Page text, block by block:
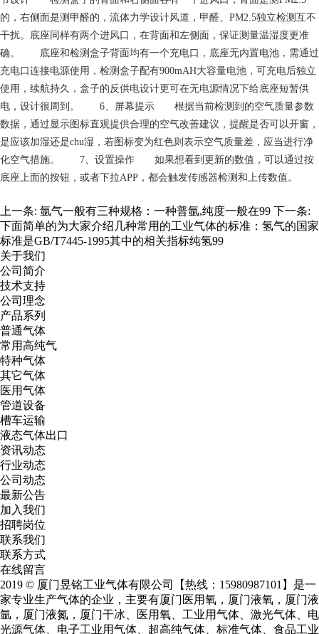
的，右侧面是测甲醛的，流体力学设计风道，甲醛、PM2.5独立检测互不
干扰。底座同样有两个进风口，在背面和左侧面，保证测量温湿度更准
确。 底座和检测盒子背面均有一个充电口，底座无内置电池，需通过
充电口连接电源使用，检测盒子配有900mAH大容量电池，可充电后独立
使用，续航持久，盒子的反供电设计更可在无电源情况下给底座短暂供
电，设计很周到。 6、屏幕提示 根据当前检测到的空气质量参数
数据，通过显示图标直观提供合理的空气改善建议，提醒是否可以开窗，
是应该加湿还是chu湿，若图标变为红色则表示空气质量差，应当进行净
化空气措施。 7、设置操作 如果想看到更新的数值，可以通过按
底座上面的按钮，或者下拉APP，都会触发传感器检测和上传数值。
上一条: 氩气一般有三种规格：一种普氩,纯度一般在99 下一条:
下面简单的为大家介绍几种常用的工业气体的标准：氢气的国家
标准是GB/T7445-1995其中的相关指标纯氢99
关于我们
公司简介
技术支持
公司理念
产品系列
普通气体
常用高纯气
特种气体
其它气体
医用气体
管道设备
槽车运输
液态气体出口
资讯动态
行业动态
公司动态
最新公告
加入我们
招聘岗位
联系我们
联系方式
在线留言
2019 © 厦门昱铭工业气体有限公司【热线：15980987101】是一
家专业生产气体的企业，主要有厦门医用氧 ， 厦门液氧 ， 厦门液
氩 ， 厦门液氮 ，厦门干冰、医用氧、工业用气体、激光气体、电
光源气体、电子工业用气体、超高纯气体、标准气体、食品工业